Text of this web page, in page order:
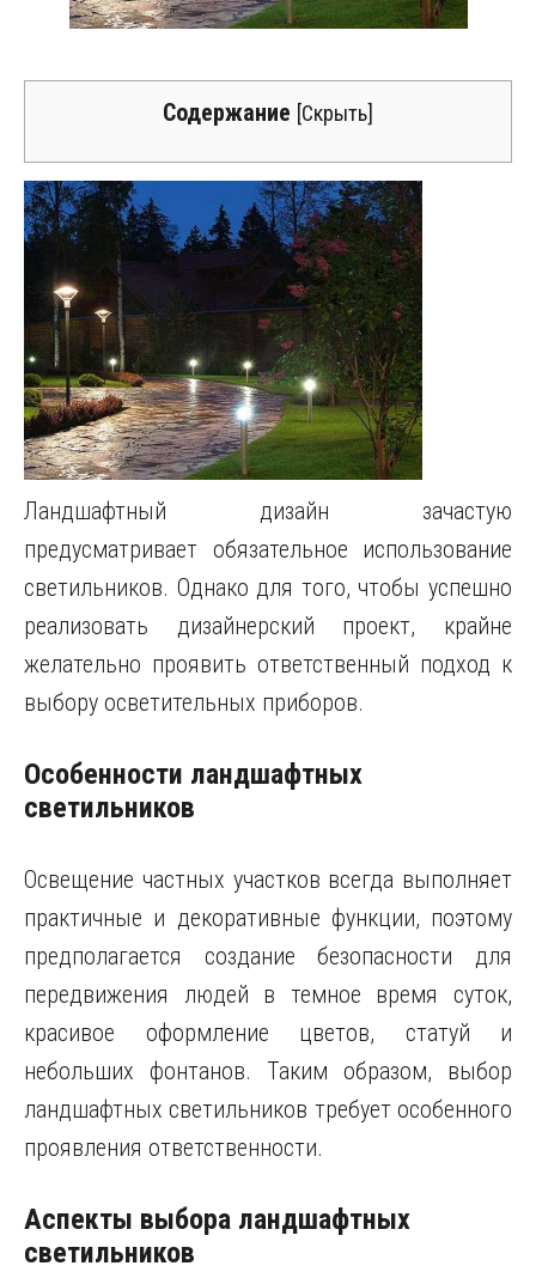
Содержание [Скрыть]
Ландшафтный дизайн зачастую
предусматривает обязательное использование
светильников. Однако для того, чтобы успешно
реализовать дизайнерский проект, крайне
желательно проявить ответственный подход к
выбору осветительных приборов.
Особенности ландшафтных
светильников
Освещение частных участков всегда выполняет
практичные и декоративные функции, поэтому
предполагается создание безопасности для
передвижения людей в темное время суток,
красивое оформление цветов, статуй и
небольших фонтанов. Таким образом, выбор
ландшафтных светильников требует особенного
проявления ответственности.
Аспекты выбора ландшафтных
светильников